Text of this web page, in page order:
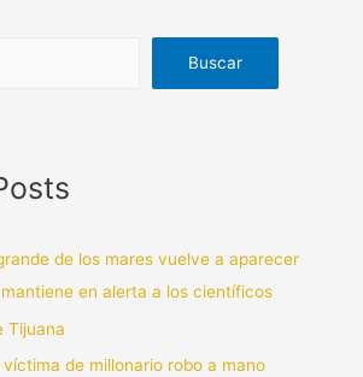
Buscar
de los mares vuelve a aparecer
en alerta a los científicos
Tijuana
de millonario robo a mano